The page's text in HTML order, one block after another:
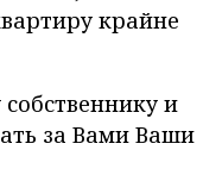
крайне
и
за Вами Ваши